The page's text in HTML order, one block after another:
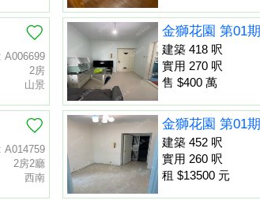
A006699
2房
山景
A014759
2房2廳
西南
金獅花園 第01期
建築 418 呎
實用 270 呎
售 $400 萬
金獅花園 第01期
建築 452 呎
實用 260 呎
租 $13500 元